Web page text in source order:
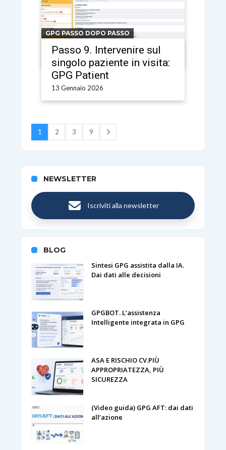
GPG PASSO DOPO PASSO
Passo 9. Intervenire sul
singolo paziente in visita:
GPG Patient
13 Gennaio 2026
1 2 3 9
NEWSLETTER
Iscriviti alla newsletter
BLOG
Sintesi GPG assistita dalla IA.
Dai dati alle decisioni
GPGBOT. L’assistenza
Intelligente integrata in GPG
ASA E RISCHIO CV.PIÙ
APPROPRIATEZZA, PIÙ
SICUREZZA
(Video guida) GPG AFT: dai dati
all’azione